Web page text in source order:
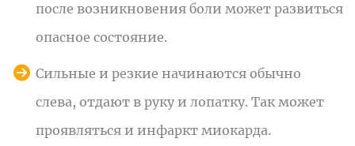
после возникновения боли может развиться
опасное состояние.
Сильные и резкие начинаются обычно
слева, отдают в руку и лопатку. Так может
проявляться и инфаркт миокарда.